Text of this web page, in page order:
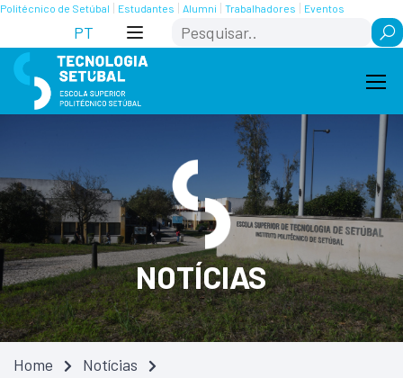
Skip
Content
Saltar
navegação
Politécnico de Setúbal Estudantes Alumni Trabalhadores Eventos
PT Search
NOTÍCIAS
Home
Notícias